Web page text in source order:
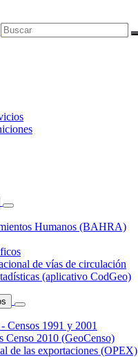
Humanos (BAHRA)
de vías de circulación
(aplicativo CodGeo)
Censos 1991 y 2001
Censo 2010 (GeoCenso)
de las exportaciones (OPEX)